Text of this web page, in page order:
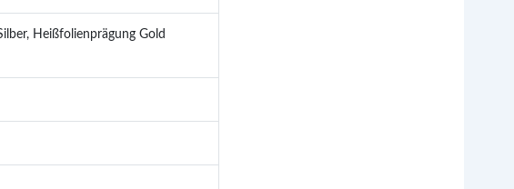
Heißfolienprägung Gold